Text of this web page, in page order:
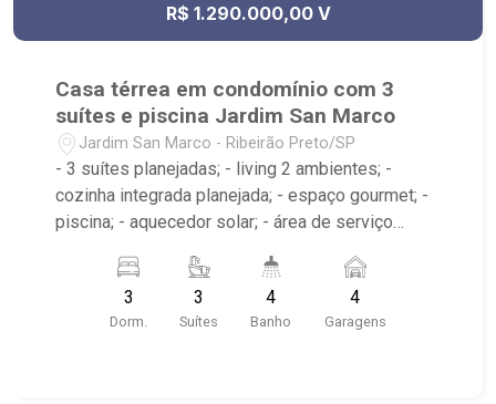
R$ 1.290.000,00 V
Casa térrea em condomínio com 3
suítes e piscina Jardim San Marco
Jardim San Marco - Ribeirão Preto/SP
- 3 suítes planejadas; - living 2 ambientes; -
cozinha integrada planejada; - espaço gourmet; -
piscina; - aquecedor solar; - área de serviço
espelho; - lavabo; - Condomínio com portaria
24horas; - próximo ao Lodz Lounge Drink,
Picanha Fatiada, HECHO Restaurante
3
Dorm.
3
Suítes
4
Banho
4
Garagens